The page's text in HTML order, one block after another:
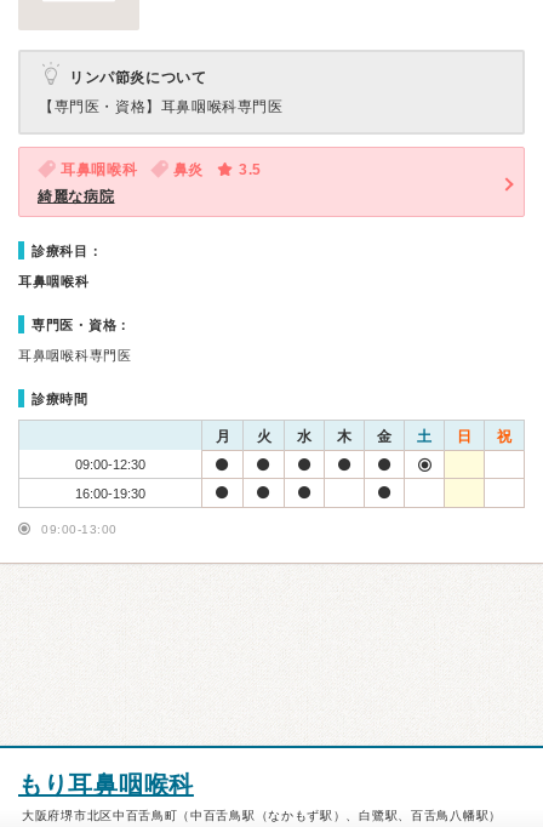
リンパ節炎について
【専門医・資格】 耳鼻咽喉科専門医
耳鼻咽喉科 鼻炎
3.5
綺麗な病院
診療科目：
耳鼻咽喉科
専門医・資格：
耳鼻咽喉科専門医
診療時間
月 火 水 木 金 土 日 祝
09:00-12:30
16:00-19:30
09:00-13:00
もり耳鼻咽喉科
大阪府堺市北区中百舌鳥町（中百舌鳥駅（なかもず駅）、白鷺駅、百舌鳥八幡駅）